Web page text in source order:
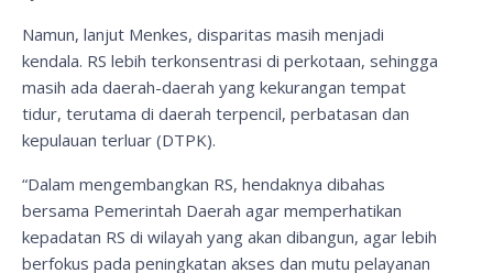
Namun, lanjut Menkes, disparitas masih menjadi
kendala. RS lebih terkonsentrasi di perkotaan, sehingga
masih ada daerah-daerah yang kekurangan tempat
tidur, terutama di daerah terpencil, perbatasan dan
kepulauan terluar (DTPK).
“Dalam mengembangkan RS, hendaknya dibahas
bersama Pemerintah Daerah agar memperhatikan
kepadatan RS di wilayah yang akan dibangun, agar lebih
berfokus pada peningkatan akses dan mutu pelayanan